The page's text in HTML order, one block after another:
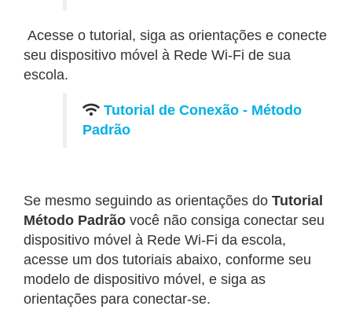
Acesse o tutorial, siga as orientações e conecte
seu dispositivo móvel à Rede Wi-Fi de sua
escola.
Tutorial de Conexão - Método
Padrão
Se mesmo seguindo as orientações do Tutorial
Método Padrão você não consiga conectar seu
dispositivo móvel à Rede Wi-Fi da escola,
acesse um dos tutoriais abaixo, conforme seu
modelo de dispositivo móvel, e siga as
orientações para conectar-se.